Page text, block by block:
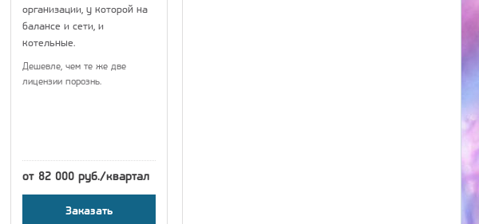
организации, у которой на
балансе и сети, и
котельные.
Дешевле, чем те же две
лицензии порознь.
от 82 000 руб./квартал
Заказать